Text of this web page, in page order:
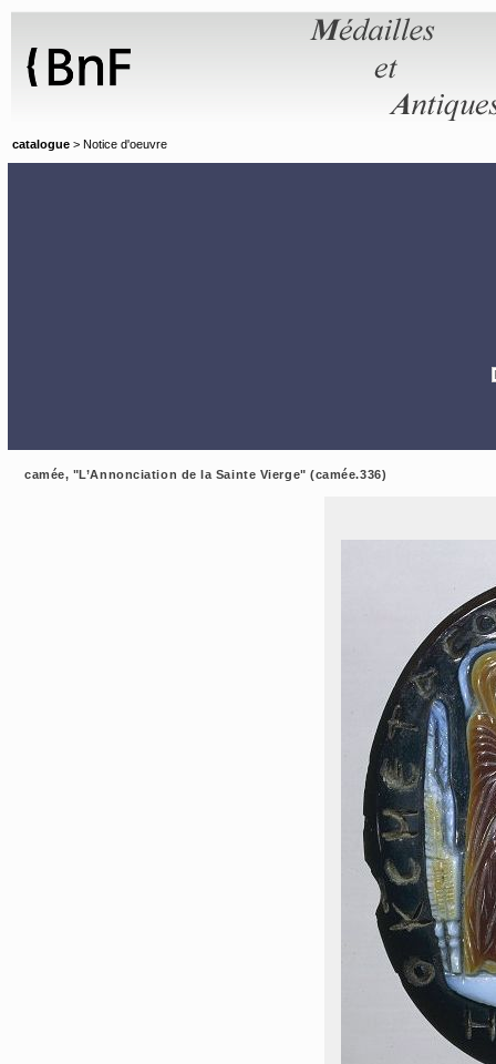
catalogue > Notice d'oeuvre
camée, "L’Annonciation de la Sainte Vierge" (camée.336)